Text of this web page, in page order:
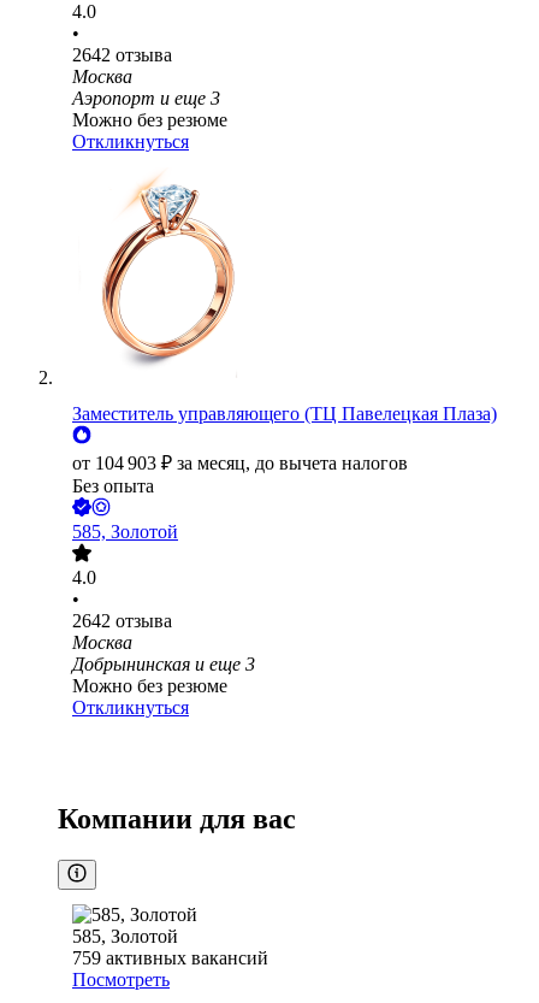
4.0
•
2642 отзыва
Москва
Аэропорт и еще 3
Можно без резюме
Откликнуться
Заместитель управляющего (ТЦ Павелецкая Плаза)
от 104 903 ₽ за месяц, до вычета налогов
Без опыта
585, Золотой
4.0
•
2642 отзыва
Москва
Добрынинская и еще 3
Можно без резюме
Откликнуться
Компании для вас
585, Золотой
759 активных вакансий
Посмотреть